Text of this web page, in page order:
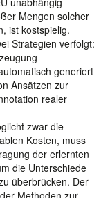
Mengen solcher
ist kostspielig.
Strategien verfolgt:
generiert
Ansätzen zur
realer
zwar die
Kosten, muss
der erlernten
die Unterschiede
überbrücken. Der
Methoden zur